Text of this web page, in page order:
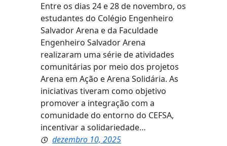
Entre os dias 24 e 28 de novembro, os
estudantes do Colégio Engenheiro
Salvador Arena e da Faculdade
Engenheiro Salvador Arena
realizaram uma série de atividades
comunitárias por meio dos projetos
Arena em Ação e Arena Solidária. As
iniciativas tiveram como objetivo
promover a integração com a
comunidade do entorno do CEFSA,
incentivar a solidariedade…
dezembro 10, 2025